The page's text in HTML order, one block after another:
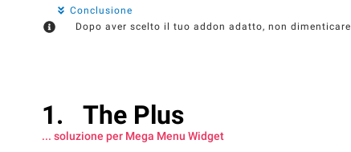
Conclusione
Dopo aver scelto il tuo addon adatto, non
The Plus
... soluzione per Mega Menu Widget